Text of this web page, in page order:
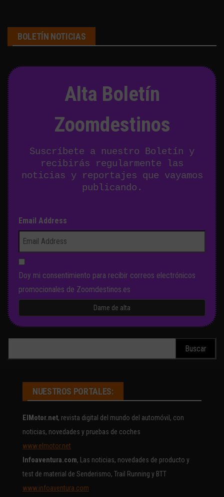
BOLETÍN NOTICIAS
Alta Boletín
Zoomdestinos
Suscríbete a nuestro Boletín y
recibirás regularmente las
noticias y reportajes que vayamos
publicando.
Email Address
Doy mi consentimiento para recibir correos electrónicos
promocionales de Zoomdestinos.es
NUESTROS PORTALES:
ElMotor.net, revista digital del mundo del automóvil, con
noticias, novedades y pruebas de coches
www.elmotor.net
Infoaventura.com, Las noticias, novedades de producto y
test de material de Senderismo, Trail Running y BTT
www.infoaventura.com